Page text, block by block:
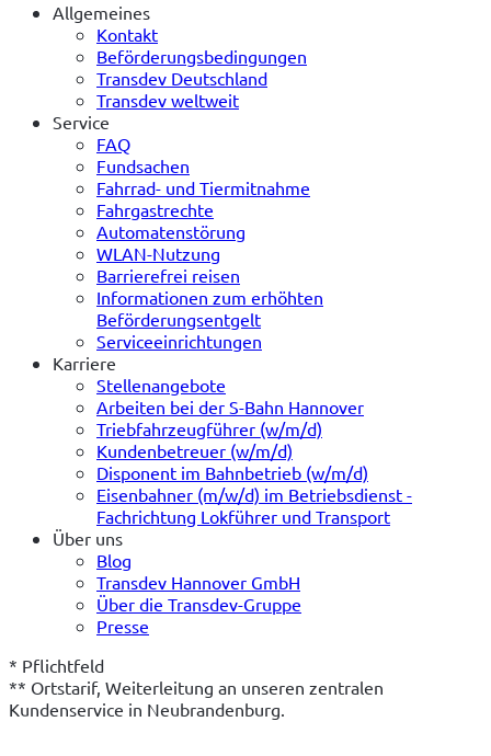
Allgemeines
Kontakt
Beförderungsbedingungen
Transdev Deutschland
Transdev weltweit
Service
FAQ
Fundsachen
Fahrrad- und Tiermitnahme
Fahrgastrechte
Automatenstörung
WLAN-Nutzung
Barrierefrei reisen
Informationen zum erhöhten
Beförderungsentgelt
Serviceeinrichtungen
Karriere
Stellenangebote
Arbeiten bei der S-Bahn Hannover
Triebfahrzeugführer (w/m/d)
Kundenbetreuer (w/m/d)
Disponent im Bahnbetrieb (w/m/d)
Eisenbahner (m/w/d) im Betriebsdienst -
Fachrichtung Lokführer und Transport
Über uns
Blog
Transdev Hannover GmbH
Über die Transdev-Gruppe
Presse
* Pflichtfeld
** Ortstarif, Weiterleitung an unseren zentralen
Kundenservice in Neubrandenburg.